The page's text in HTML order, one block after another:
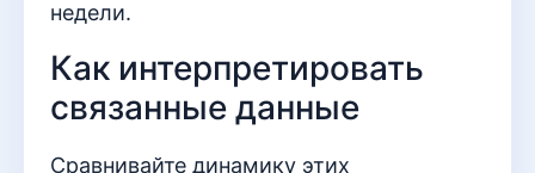
недели.
Как интерпретировать
связанные данные
Сравнивайте динамику этих